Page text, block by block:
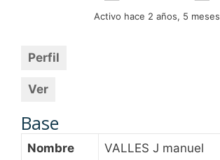
Activo hace 2 años, 5 meses
Perfil
Ver
Base
Nombre VALLES J manuel